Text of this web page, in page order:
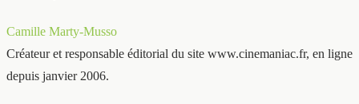
Camille Marty-Musso
Créateur et responsable éditorial du site www.cinemaniac.fr, en ligne
depuis janvier 2006.